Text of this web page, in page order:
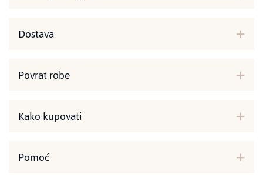
Dostava
Povrat robe
Kako kupovati
Pomoć